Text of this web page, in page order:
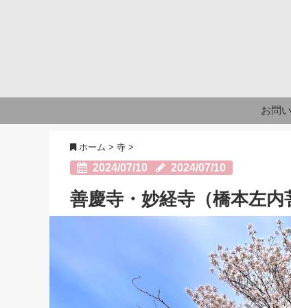
お問
ホーム > 寺 >
2024/07/10 2024/07/10
善慶寺・妙経寺（橋本左内